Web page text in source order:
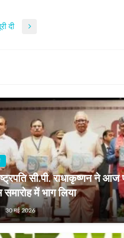
दी
सी.पी. राधाकृष्णन ने
समारोह में भाग लिया
30 मई 2026